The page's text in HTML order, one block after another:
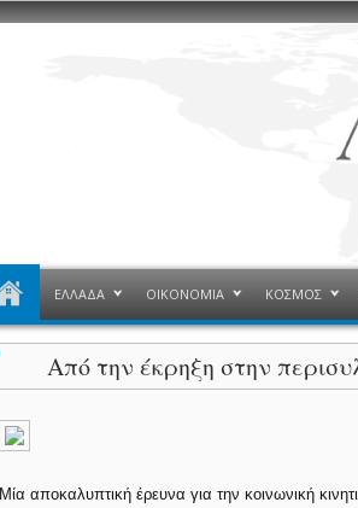
ΕΛΛΑΔΑ ΟΙΚΟΝΟΜΙΑ ΚΟΣΜΟΣ
Από την έκρηξη στην
Μία αποκαλυπτική έρευνα για την κοινωνική